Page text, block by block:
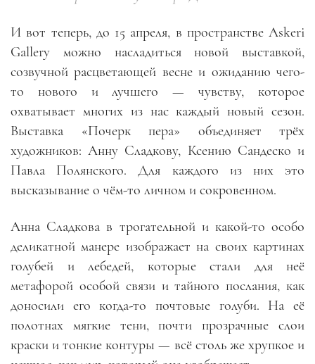
И вот теперь, до 15 апреля, в пространстве Askeri
Gallery можно насладиться новой выставкой,
созвучной расцветающей весне и ожиданию чего-
то нового и лучшего — чувству, которое
охватывает многих из нас каждый новый сезон.
Выставка «Почерк пера» объединяет трёх
художников: Анну Сладкову, Ксению Сандеско и
Павла Полянского. Для каждого из них это
высказывание о чём-то личном и сокровенном.
Анна Сладкова в трогательной и какой-то особо
деликатной манере изображает на своих картинах
голубей и лебедей, которые стали для неё
метафорой особой связи и тайного послания, как
доносили его когда-то почтовые голуби. На её
полотнах мягкие тени, почти прозрачные слои
краски и тонкие контуры — всё столь же хрупкое и